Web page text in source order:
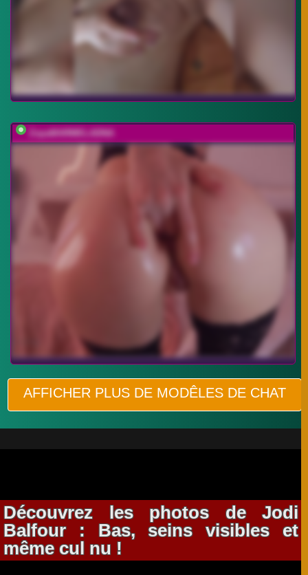
ZopaMARMELADNA
AFFICHER PLUS DE MODÊLES DE CHAT
Découvrez les photos de Jodi
Balfour : Bas, seins visibles et
même cul nu !